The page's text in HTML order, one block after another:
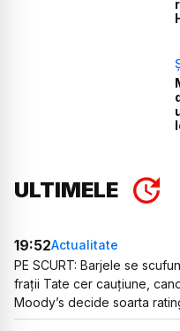
ULTIMELE
19:52Actualitate
PE SCURT: Barjele se
frații Tate cer cauțiune,
Moody’s decide soarta